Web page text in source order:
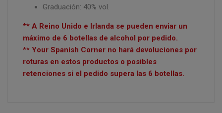
Graduación: 40% vol.
** A Reino Unido e Irlanda se pueden enviar un
máximo de 6 botellas de alcohol por pedido.
** Your Spanish Corner no hará devoluciones por
roturas en estos productos o posibles
retenciones si el pedido supera las 6 botellas.